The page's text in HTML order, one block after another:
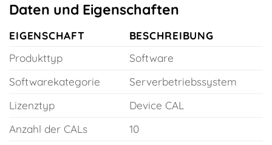
Daten und Eigenschaften
EIGENSCHAFT
BESCHREIBUNG
Produkttyp
Software
Softwarekategorie
Serverbetriebssystem
Lizenztyp
Device CAL
Anzahl der CALs
10